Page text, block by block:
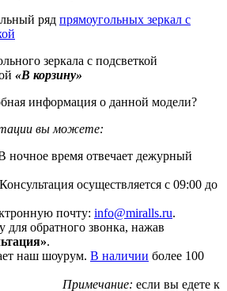
ряд прямоугольных зеркал с
зеркала с подсветкой
«В корзину»
информация о данной модели?
вы можете:
ночное время отвечает дежурный
осуществляется с 09:00 до
почту: info@miralls.ru.
для обратного звонка, нажав
.
наш шоурум. В наличии более 100
зеркал.
Примечание: если вы едете к